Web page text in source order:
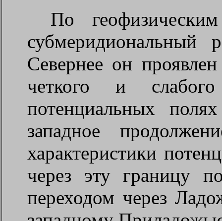
По
субмеридиональный
Севернее он
четкого и
потенциальных
западное
характеристики
через эту границу
переходом через